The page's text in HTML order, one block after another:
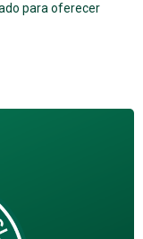
para oferecer